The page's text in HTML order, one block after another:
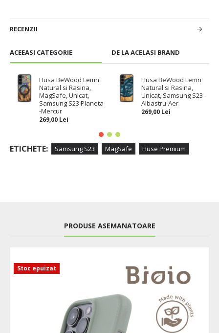
ACEEASI CATEGORIE DE LA ACELASI BRAND
Husa BeWood Lemn
Natural si Rasina,
MagSafe, Unicat,
Samsung S23 Planeta
-Mercur
269,00 Lei
Husa BeWood Lemn
Natural si Rasina,
Unicat, Samsung S23 -
Albastru-Aer
269,00 Lei
RECENZII
ETICHETE: Samsung S23 MagSafe Huse Premium
PRODUSE ASEMANATOARE
Stoc epuizat